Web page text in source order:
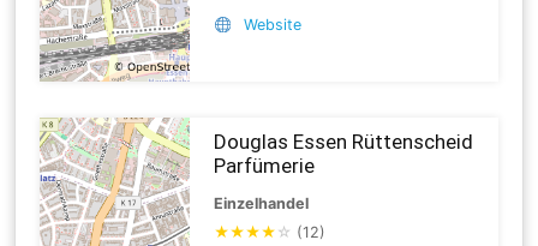
Website
Douglas Essen Rüttenscheid
Parfümerie
Einzelhandel
★★★★ ☆ (12)